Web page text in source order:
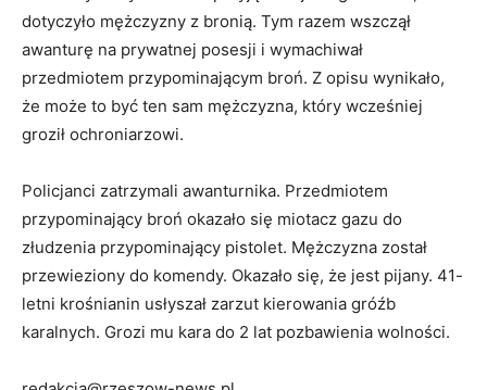
dotyczyło mężczyzny z bronią. Tym razem wszczął
awanturę na prywatnej posesji i wymachiwał
przedmiotem przypominającym broń. Z opisu wynikało,
że może to być ten sam mężczyzna, który wcześniej
groził ochroniarzowi.
Policjanci zatrzymali awanturnika. Przedmiotem
przypominający broń okazało się miotacz gazu do
złudzenia przypominający pistolet. Mężczyzna został
przewieziony do komendy. Okazało się, że jest pijany. 41-
letni krośnianin usłyszał zarzut kierowania gróźb
karalnych. Grozi mu kara do 2 lat pozbawienia wolności.